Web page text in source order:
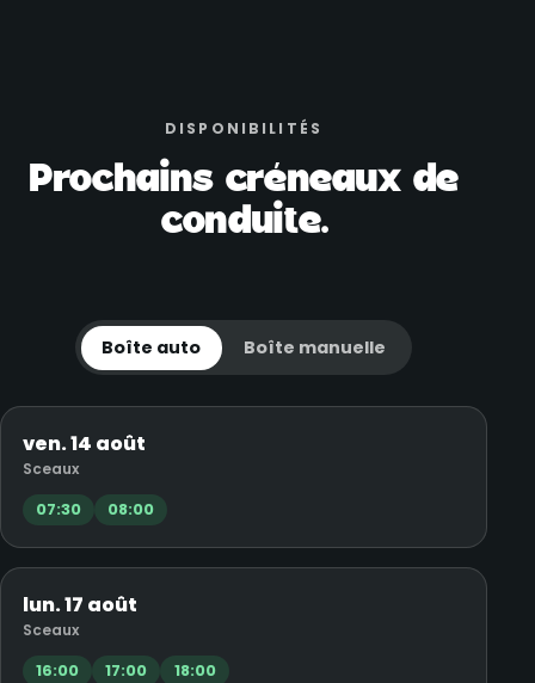
DISPONIBILITÉS
Prochains créneaux de
conduite.
Boîte auto Boîte manuelle
ven. 14 août
Sceaux
07:30 08:00
lun. 17 août
Sceaux
16:00 17:00 18:00